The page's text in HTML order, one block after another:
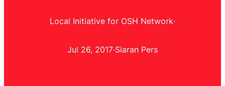
Local Initiative for OSH Network·
Jul 26, 2017·Siaran Pers